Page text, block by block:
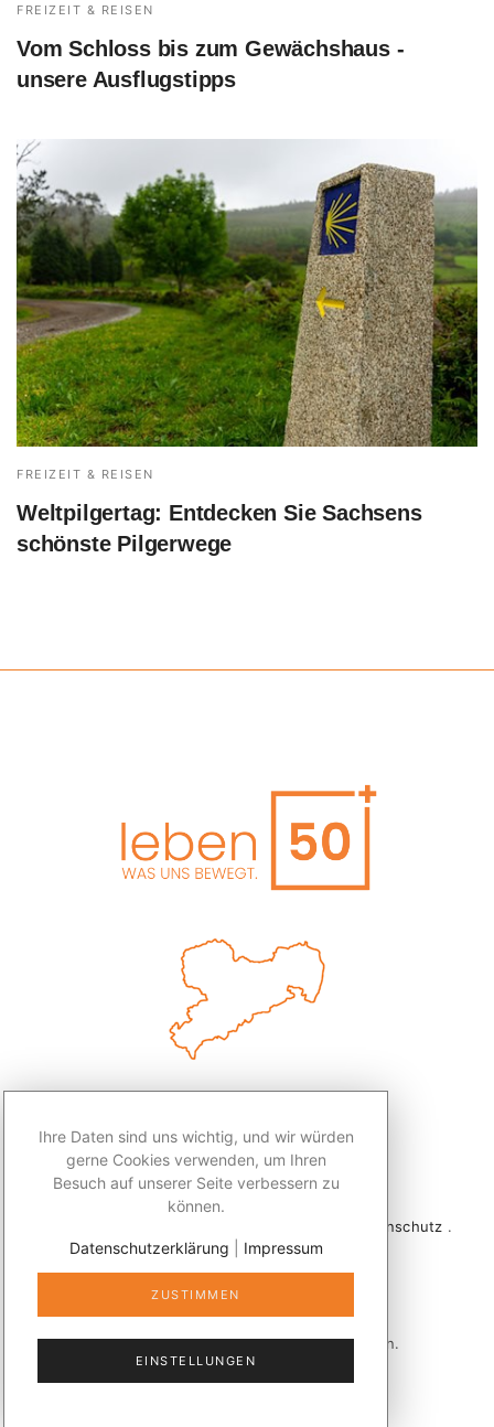
FREIZEIT & REISEN
Vom Schloss bis zum Gewächshaus -
unsere Ausflugstipps
FREIZEIT & REISEN
Weltpilgertag: Entdecken Sie Sachsens
schönste Pilgerwege
Datenschutz .
Kontakt
Veröffentlicht mit publizer®in Sachsen.
Ihre Daten sind uns wichtig, und wir würden
gerne Cookies verwenden, um Ihren
Besuch auf unserer Seite verbessern zu
können.
Datenschutzerklärung Impressum
ZUSTIMMEN
EINSTELLUNGEN